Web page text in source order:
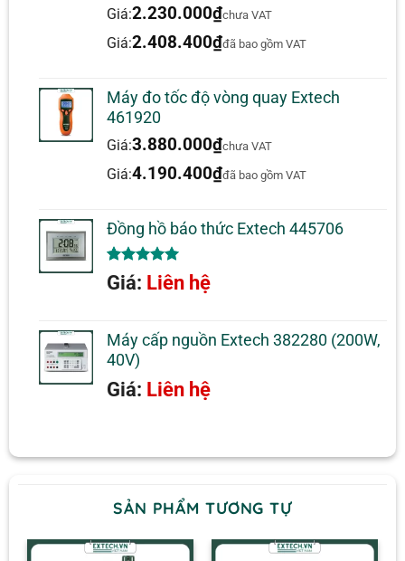
5.00trên 5
dựa trên
1
đánh giá
Giá:2.230.000₫chưa VAT
Giá:2.408.400₫đã bao gồm VAT
Máy đo tốc độ vòng quay Extech
461920
Giá:3.880.000₫chưa VAT
Giá:4.190.400₫đã bao gồm VAT
Đồng hồ báo thức Extech 445706
5.00trên 5
dựa trên
1
Giá: Liên hệ
Máy cấp nguồn Extech 382280 (200W,
40V)
Giá: Liên hệ
SẢN PHẨM TƯƠNG TỰ